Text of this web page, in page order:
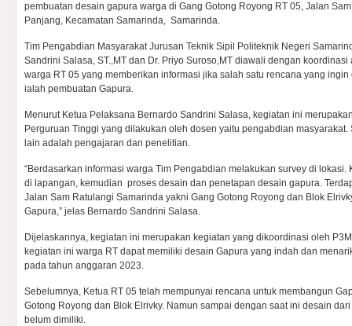
pembuatan desain gapura warga di Gang Gotong Royong RT 05, Jalan
Panjang, Kecamatan Samarinda, Samarinda.
Tim Pengabdian Masyarakat Jurusan Teknik Sipil Politeknik Negeri
Sandrini Salasa, ST.,MT dan Dr. Priyo Suroso,MT diawali dengan
warga RT 05 yang memberikan informasi jika salah satu rencana yang
ialah pembuatan Gapura.
Menurut Ketua Pelaksana Bernardo Sandrini Salasa, kegiatan ini
Perguruan Tinggi yang dilakukan oleh dosen yaitu pengabdian
lain adalah pengajaran dan penelitian.
“Berdasarkan informasi warga Tim Pengabdian melakukan survey di
di lapangan, kemudian proses desain dan penetapan desain gapura.
Jalan Sam Ratulangi Samarinda yakni Gang Gotong Royong dan Blok
Gapura,” jelas Bernardo Sandrini Salasa.
Dijelaskannya, kegiatan ini merupakan kegiatan yang dikoordinasi oleh
kegiatan ini warga RT dapat memiliki desain Gapura yang indah dan
pada tahun anggaran 2023.
Sebelumnya, Ketua RT 05 telah mempunyai rencana untuk membangun
Gotong Royong dan Blok Elrivky. Namun sampai dengan saat ini desain
belum dimiliki.